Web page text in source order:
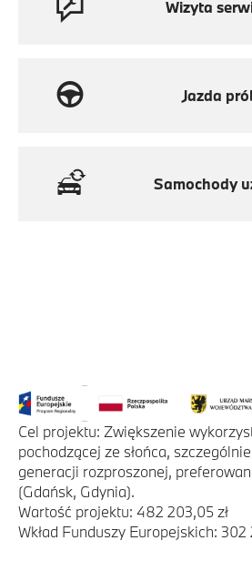
Wizyta
Jazda
Samochody
Cel projektu: Zwiększenie
pochodzącej ze słońca,
generacji rozproszonej,
(Gdańsk, Gdynia).
Wartość projektu: 482 203,05 zł
Wkład Funduszy Europejskich: 302